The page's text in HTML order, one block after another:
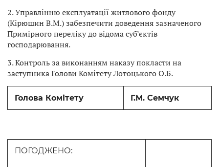
2. Управлінню експлуатації житлового фонду
(Кірюшин В.М.) забезпечити доведення зазначеного
Примірного переліку до відома суб’єктів
господарювання.
3. Контроль за виконанням наказу покласти на
заступника Голови Комітету Лотоцького О.Б.
Голова Комітету Г.М. Семчук
ПОГОДЖЕНО: